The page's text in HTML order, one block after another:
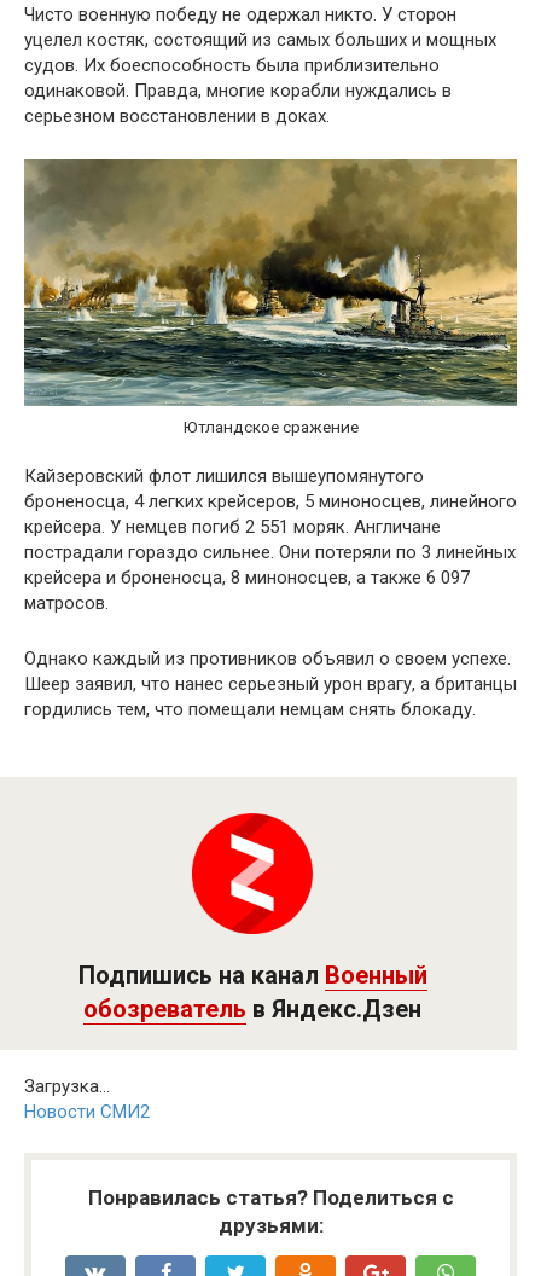
Чисто военную победу не одержал никто. У сторон
уцелел костяк, состоящий из самых больших и мощных
судов. Их боеспособность была приблизительно
одинаковой. Правда, многие корабли нуждались в
серьезном восстановлении в доках.
Ютландское сражение
Кайзеровский флот лишился вышеупомянутого
броненосца, 4 легких крейсеров, 5 миноносцев, линейного
крейсера. У немцев погиб 2 551 моряк. Англичане
пострадали гораздо сильнее. Они потеряли по 3 линейных
крейсера и броненосца, 8 миноносцев, а также 6 097
матросов.
Однако каждый из противников объявил о своем успехе.
Шеер заявил, что нанес серьезный урон врагу, а британцы
гордились тем, что помещали немцам снять блокаду.
Подпишись на канал Военный
обозреватель в Яндекс.Дзен
Загрузка...
Новости СМИ2
Понравилась статья? Поделиться с
друзьями: